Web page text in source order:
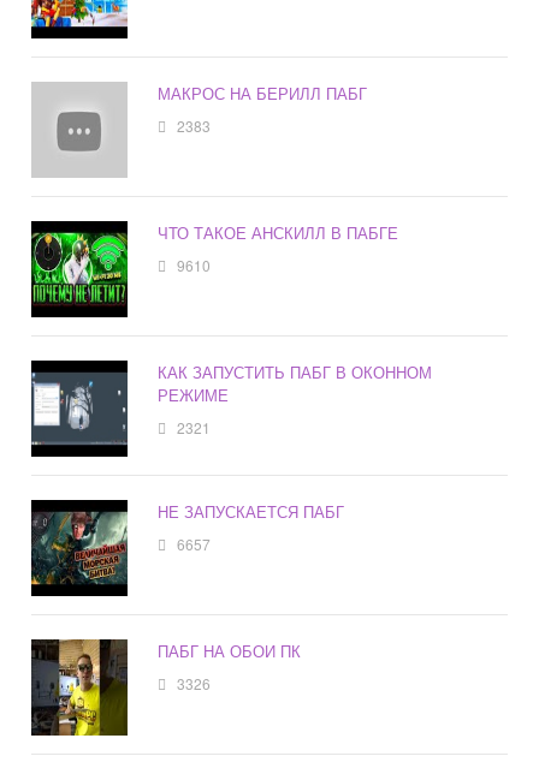
МАКРОС НА БЕРИЛЛ ПАБГ
2383
ЧТО ТАКОЕ АНСКИЛЛ В ПАБГЕ
9610
КАК ЗАПУСТИТЬ ПАБГ В ОКОННОМ
РЕЖИМЕ
2321
НЕ ЗАПУСКАЕТСЯ ПАБГ
6657
ПАБГ НА ОБОИ ПК
3326